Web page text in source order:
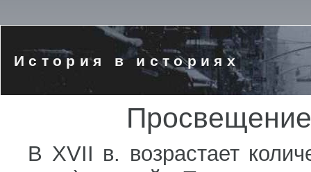
История в историях
В XVII в. возрастает